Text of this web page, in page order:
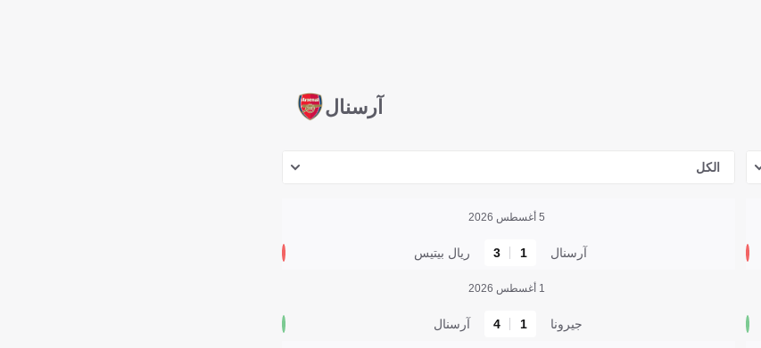
آرسنال
الكل
5 أغسطس 2026
آرسنال 1
3 ريال بيتيس
1 أغسطس 2026
جيرونا 1
4 آرسنال